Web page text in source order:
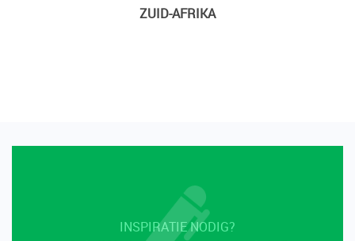
ZUID-AFRIKA
INSPIRATIE NODIG?